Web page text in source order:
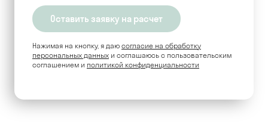
Нажимая на кнопку, я даю согласие на обработку
персональных данных и соглашаюсь c пользовательским
соглашением и политикой конфиденциальности